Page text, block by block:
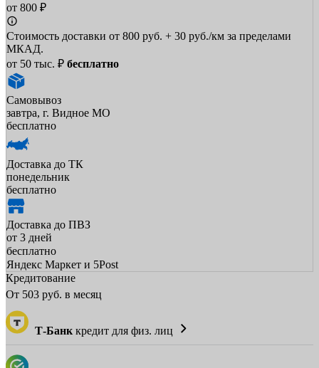
от 800 ₽
Стоимость доставки от 800 руб. + 30 руб./км за пределами
МКАД.
от 50 тыс. ₽ бесплатно
Самовывоз
завтра, г. Видное МО
бесплатно
Доставка до ТК
понедельник
бесплатно
Доставка до ПВЗ
от 3 дней
бесплатно
Яндекс Маркет и 5Post
Кредитование
От 503 руб. в месяц
Т-Банк кредит для физ. лиц